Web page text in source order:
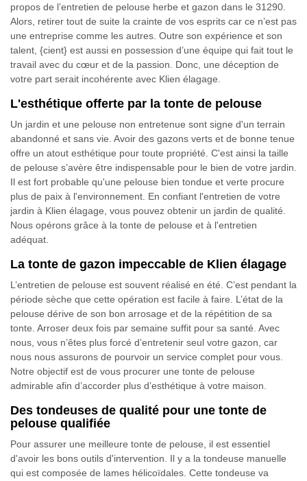
propos de l’entretien de pelouse herbe et gazon dans le 31290.
Alors, retirer tout de suite la crainte de vos esprits car ce n’est pas
une entreprise comme les autres. Outre son expérience et son
talent, {cient} est aussi en possession d’une équipe qui fait tout le
travail avec du cœur et de la passion. Donc, une déception de
votre part serait incohérente avec Klien élagage.
L'esthétique offerte par la tonte de pelouse
Un jardin et une pelouse non entretenue sont signe d'un terrain
abandonné et sans vie. Avoir des gazons verts et de bonne tenue
offre un atout esthétique pour toute propriété. C'est ainsi la taille
de pelouse s’avère être indispensable pour le bien de votre jardin.
Il est fort probable qu'une pelouse bien tondue et verte procure
plus de paix à l'environnement. En confiant l'entretien de votre
jardin à Klien élagage, vous pouvez obtenir un jardin de qualité.
Nous opérons grâce à la tonte de pelouse et à l'entretien
adéquat.
La tonte de gazon impeccable de Klien élagage
L’entretien de pelouse est souvent réalisé en été. C’est pendant la
période sèche que cette opération est facile à faire. L’état de la
pelouse dérive de son bon arrosage et de la répétition de sa
tonte. Arroser deux fois par semaine suffit pour sa santé. Avec
nous, vous n’êtes plus forcé d’entretenir seul votre gazon, car
nous nous assurons de pourvoir un service complet pour vous.
Notre objectif est de vous procurer une tonte de pelouse
admirable afin d’accorder plus d’esthétique à votre maison.
Des tondeuses de qualité pour une tonte de
pelouse qualifiée
Pour assurer une meilleure tonte de pelouse, il est essentiel
d'avoir les bons outils d'intervention. Il y a la tondeuse manuelle
qui est composée de lames hélicoïdales. Cette tondeuse va